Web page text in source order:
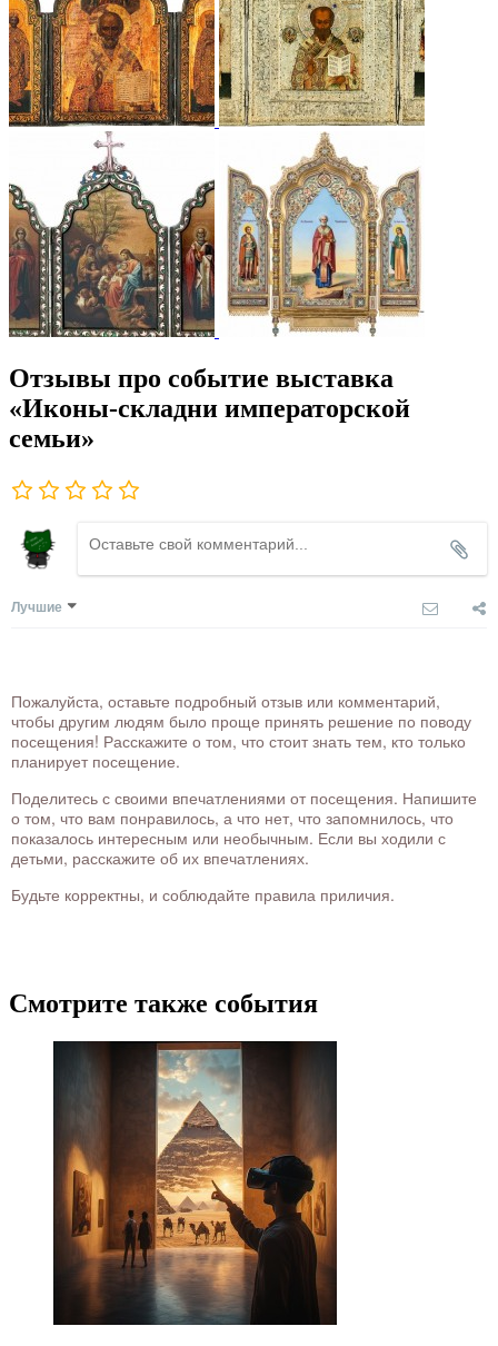
Отзывы про событие выставка
«Иконы-складни императорской
семьи»
Лучшие
Пожалуйста, оставьте подробный отзыв или комментарий,
чтобы другим людям было проще принять решение по поводу
посещения! Расскажите о том, что стоит знать тем, кто только
планирует посещение.
Поделитесь с своими впечатлениями от посещения. Напишите
о том, что вам понравилось, а что нет, что запомнилось, что
показалось интересным или необычным. Если вы ходили с
детьми, расскажите об их впечатлениях.
Будьте корректны, и соблюдайте правила приличия.
Смотрите также события